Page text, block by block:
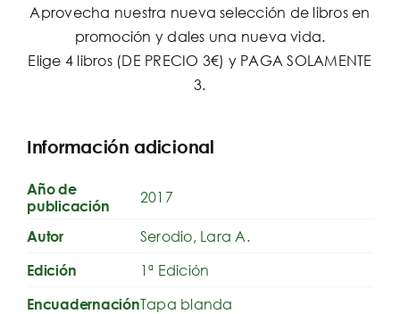
Aprovecha nuestra nueva selección de libros en
promoción y dales una nueva vida.
Elige 4 libros (DE PRECIO 3€) y PAGA SOLAMENTE
3.
Información adicional
Año de
publicación
2017
Autor Serodio, Lara A.
Edición 1ª Edición
EncuadernaciónTapa blanda